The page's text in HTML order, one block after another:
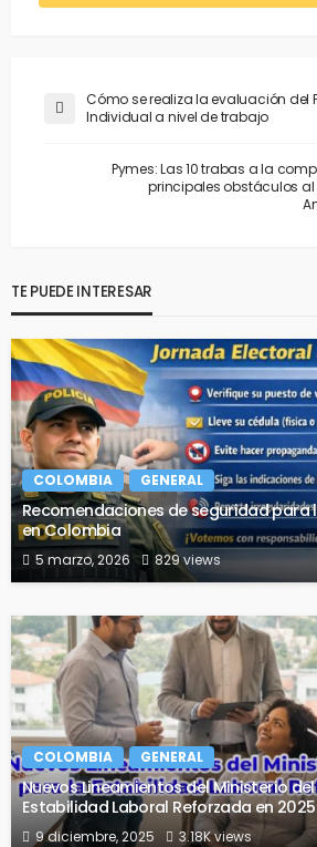
Cómo se realiza la evaluación del
Individual a nivel de trabajo
Pymes: Las 10 trabas a la
principales obstáculos al
TE PUEDE INTERESAR
COLOMBIA GENERAL
Recomendaciones de seguridad
en Colombia
5 marzo, 2026 829 views
COLOMBIA GENERAL
Nuevos Lineamientos del Ministerio
Estabilidad Laboral Reforzada en 2025
9 diciembre, 2025 3.18K views